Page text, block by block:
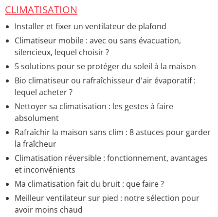
CLIMATISATION
Installer et fixer un ventilateur de plafond
Climatiseur mobile : avec ou sans évacuation,
silencieux, lequel choisir ?
5 solutions pour se protéger du soleil à la maison
Bio climatiseur ou rafraîchisseur d'air évaporatif :
lequel acheter ?
Nettoyer sa climatisation : les gestes à faire
absolument
Rafraîchir la maison sans clim : 8 astuces pour garder
la fraîcheur
Climatisation réversible : fonctionnement, avantages
et inconvénients
Ma climatisation fait du bruit : que faire ?
Meilleur ventilateur sur pied : notre sélection pour
avoir moins chaud